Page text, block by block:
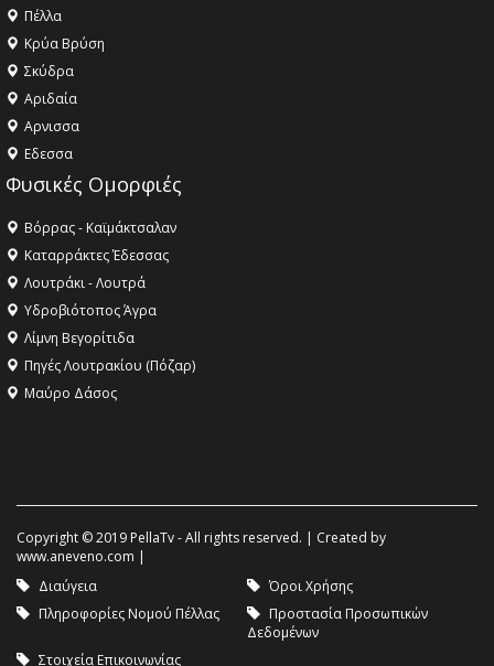
Πέλλα
Κρύα Βρύση
Σκύδρα
Αριδαία
Aρνισσα
Eδεσσα
Φυσικές Ομορφιές
Βόρρας - Καϊμάκτσαλαν
Καταρράκτες Έδεσσας
Λουτράκι - Λουτρά
Υδροβιότοπος Άγρα
Λίμνη Βεγορίτιδα
Πηγές Λουτρακίου (Πόζαρ)
Μαύρο Δάσος
Copyright © 2019 PellaTv - All rights reserved. | Created by
www.aneveno.com |
Διαύγεια
Όροι Χρήσης
Πληροφορίες Νομού Πέλλας
Προστασία Προσωπικών
Δεδομένων
Στοιχεία Επικοινωνίας